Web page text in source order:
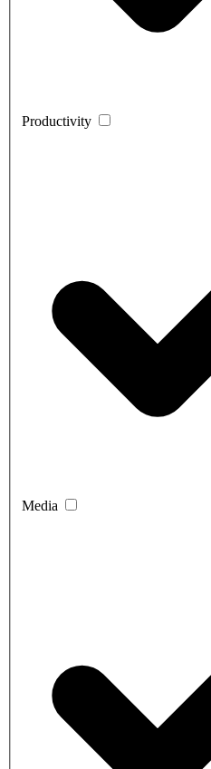
Productivity
Media